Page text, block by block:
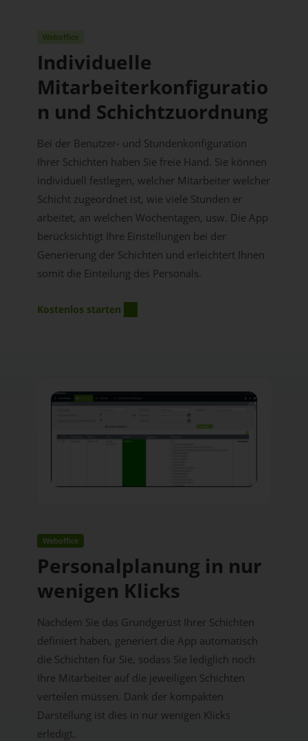
Weboffice
Individuelle
Mitarbeiterkonfiguratio
n und Schichtzuordnung
Bei der Benutzer- und Stundenkonfiguration
Ihrer Schichten haben Sie freie Hand. Sie können
individuell festlegen, welcher Mitarbeiter welcher
Schicht zugeordnet ist, wie viele Stunden er
arbeitet, an welchen Wochentagen, usw. Die App
berücksichtigt Ihre Einstellungen bei der
Generierung der Schichten und erleichtert Ihnen
somit die Einteilung des Personals.
Kostenlos starten
Weboffice
Personalplanung in nur
wenigen Klicks
Nachdem Sie das Grundgerüst Ihrer Schichten
definiert haben, generiert die App automatisch
die Schichten für Sie, sodass Sie lediglich noch
Ihre Mitarbeiter auf die jeweiligen Schichten
verteilen müssen. Dank der kompakten
Darstellung ist dies in nur wenigen Klicks
erledigt.